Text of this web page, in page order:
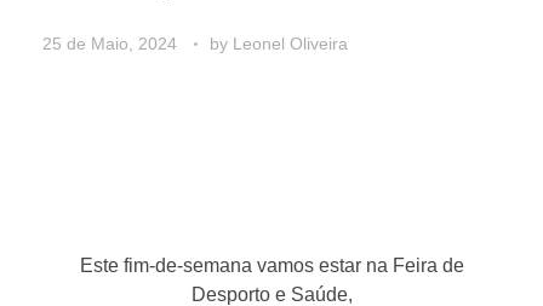
25 de Maio, 2024 by Leonel Oliveira
Este fim-de-semana vamos estar na Feira de
Desporto e Saúde,